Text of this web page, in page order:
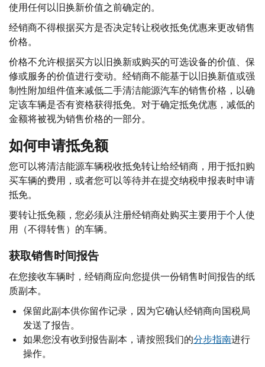
使用任何以旧换新价值之前确定的。
经销商不得根据买方是否决定转让税收抵免优惠来更改销售
价格。
价格不允许根据买方以旧换新或购买的可选设备的价值、保
修或服务的价值进行变动。经销商不能基于以旧换新值或强
制性附加组件值来减低二手清洁能源汽车的销售价格，以确
定该车辆是否有资格获得抵免。对于确定抵免优惠，减低的
金额将被视为销售价格的一部分。
如何申请抵免额
您可以将清洁能源车辆税收抵免转让给经销商，用于抵扣购
买车辆的费用，或者您可以等待并在提交纳税申报表时申请
抵免。
要转让抵免额，您必须从注册经销商处购买主要用于个人使
用（不得转售）的车辆。
获取销售时间报告
在您接收车辆时，经销商应向您提供一份销售时间报告的纸
质副本。
保留此副本供你留作记录，因为它确认经销商向国税局
发送了报告。
如果您没有收到报告副本，请按照我们的分步指南进行
操作。